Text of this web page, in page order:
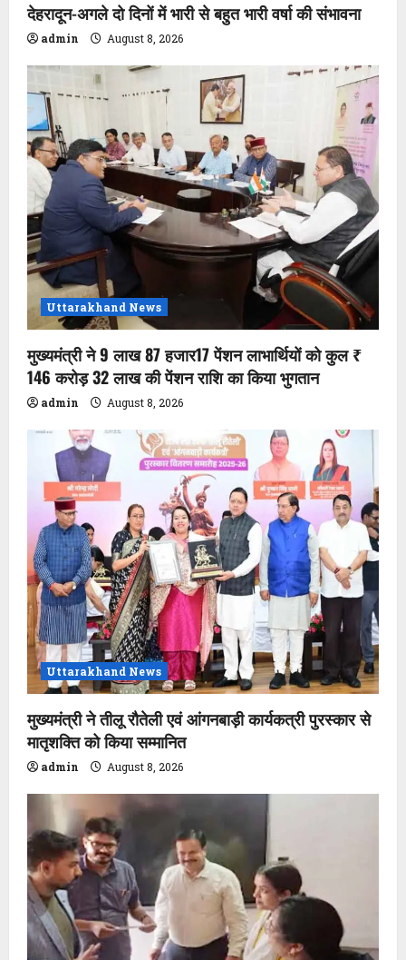
देहरादून-अगले दो दिनों में भारी से बहुत भारी वर्षा की संभावना
admin August 8, 2026
Uttarakhand News
मुख्यमंत्री ने 9 लाख 87 हजार17 पेंशन लाभार्थियों को कुल ₹
146 करोड़ 32 लाख की पेंशन राशि का किया भुगतान
admin August 8, 2026
Uttarakhand News
मुख्यमंत्री ने तीलू रौतेली एवं आंगनबाड़ी कार्यकत्री पुरस्कार से
मातृशक्ति को किया सम्मानित
admin August 8, 2026